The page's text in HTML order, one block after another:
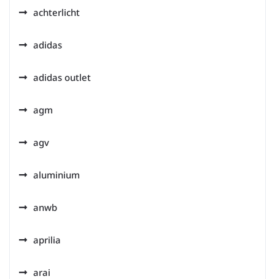
achterlicht
adidas
adidas outlet
agm
agv
aluminium
anwb
aprilia
arai